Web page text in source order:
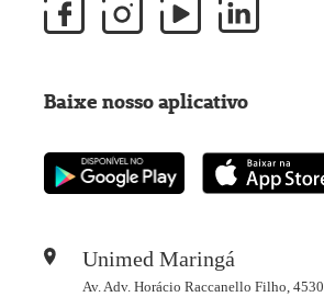
Unimed Maringá
Av. Adv. Horácio Raccanello Filho, 4530
Baixe nosso aplicativo